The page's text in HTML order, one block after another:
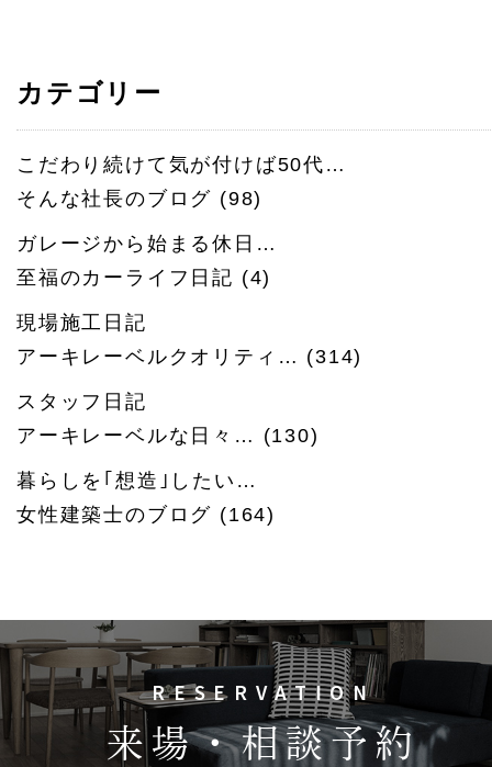
カテゴリー
こだわり続けて気が付けば50代…
そんな社長のブログ (98)
ガレージから始まる休日…
至福のカーライフ日記 (4)
現場施工日記
アーキレーベルクオリティ… (314)
スタッフ日記
アーキレーベルな日々… (130)
暮らしを｢想造｣したい…
女性建築士のブログ (164)
RESERVATION
来場・相談予約